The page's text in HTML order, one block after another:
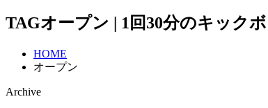
TAGオープン | 1回30分のキック
HOME
オープン
Archive